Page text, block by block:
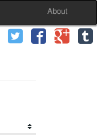
About